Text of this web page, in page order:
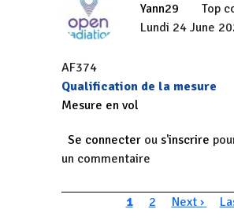
Yann29
Top
Lundi 24 June
AF374
Qualification de la mesure
Mesure en vol
Se connecter ou s'inscrire
un commentaire
PaginationPage courante
1 Page
2 Page
Next ›